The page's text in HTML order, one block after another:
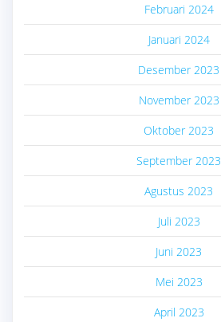
Februari 2024
Januari 2024
Desember 2023
November 2023
Oktober 2023
September 2023
Agustus 2023
Juli 2023
Juni 2023
Mei 2023
April 2023